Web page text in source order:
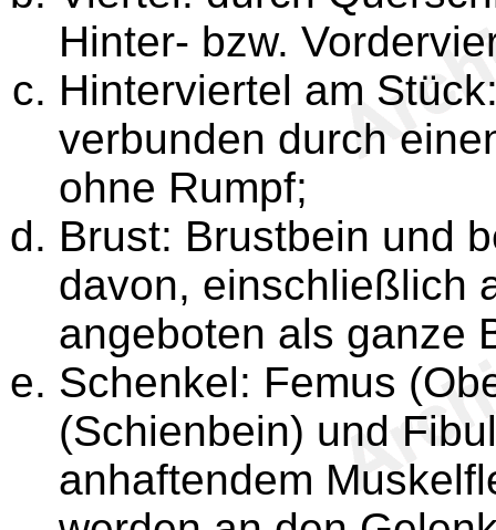
Hinter- bzw.
Hinterviertel am
verbunden durch
ohne Rumpf;
Brust: Brustbein und
davon, einschließlich
angeboten als ganze
Schenkel: Femus
(Schienbein) und
anhaftendem